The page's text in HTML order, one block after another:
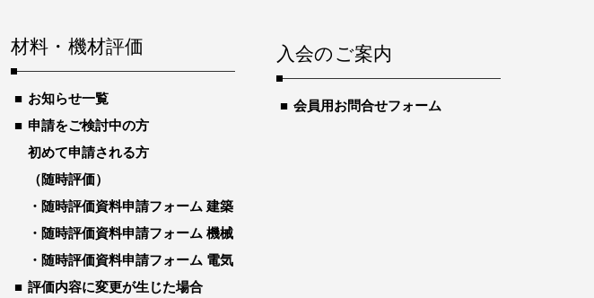
材料・機材評価
お知らせ一覧
申請をご検討中の方
初めて申請される方
（随時評価）
随時評価資料申請フォーム 建築
随時評価資料申請フォーム 機械
随時評価資料申請フォーム 電気
評価内容に変更が生じた場合
入会のご案内
会員用お問合せフォーム